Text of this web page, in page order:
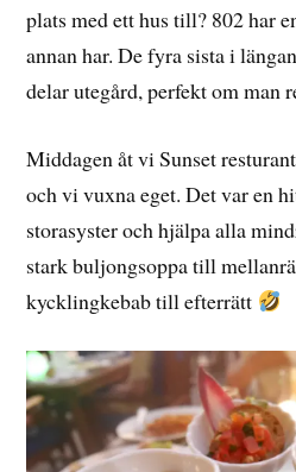
plats med ett hus till? 802 har
annan har. De fyra sista i
delar utegård, perfekt om man
Middagen åt vi Sunset
och vi vuxna eget. Det var en
storasyster och hjälpa alla
stark buljongsoppa till
kycklingkebab till efterrätt